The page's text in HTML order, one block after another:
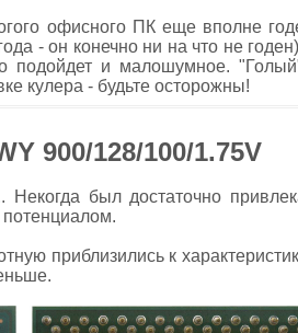
офисного ПК еще вполне
- он конечно ни на что не
подойдет и малошумное.
кулера - будьте осторожны!
900/128/100/1.75V
был достаточно
приблизились к